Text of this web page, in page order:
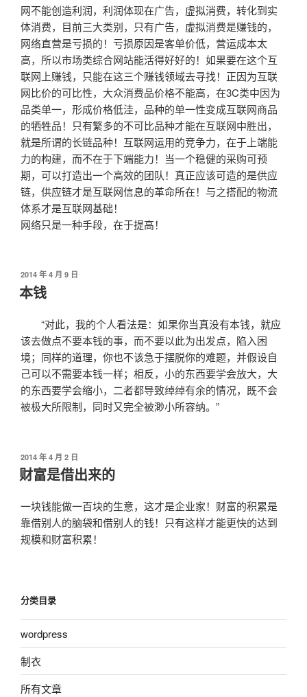
网不能创造利润，利润体现在广告，虚拟消费，转化到实
体消费，目前三大类别，只有广告，虚拟消费是赚钱的，
网络直营是亏损的！亏损原因是客单价低，营运成本太
高，所以市场类综合网站能活得好好的！如果要在这个互
联网上赚钱，只能在这三个赚钱领域去寻找！正因为互联
网比价的可比性，大众消费品价格不能高，在3C类中因为
品类单一，形成价格低洼，品种的单一性变成互联网商品
的牺牲品！只有繁多的不可比品种才能在互联网中胜出，
就是所谓的长链品种！互联网运用的竞争力，在于上端能
力的构建，而不在于下端能力！当一个稳健的采购可预
期，可以打造出一个高效的团队！真正应该可造的是供应
链，供应链才是互联网信息的革命所在！与之搭配的物流
体系才是互联网基础！
网络只是一种手段，在于提高！
发
布
于
2014 年 4 月 9 日
本钱
“对此，我的个人看法是：如果你当真没有本钱，就应
该去做点不要本钱的事，而不要以此为出发点，陷入困
境；同样的道理，你也不该急于摆脱你的难题，并假设自
己可以不需要本钱一样；相反，小的东西要学会放大，大
的东西要学会缩小，二者都导致绰绰有余的情况，既不会
被极大所限制，同时又完全被渺小所容纳。”
发
布
于
2014 年 4 月 2 日
财富是借出来的
一块钱能做一百块的生意，这才是企业家！财富的积累是
靠借别人的脑袋和借别人的钱！只有这样才能更快的达到
规模和财富积累！
分类目录
wordpress
制衣
所有文章